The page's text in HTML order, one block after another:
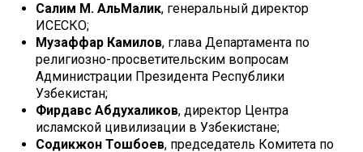
Салим М. АльМалик, генеральный директор
ИСЕСКО;
Музаффар Камилов, глава Департамента по
религиозно-просветительским вопросам
Администрации Президента Республики
Узбекистан;
Фирдавс Абдухаликов, директор Центра
исламской цивилизации в Узбекистане;
Содикжон Тошбоев, председатель Комитета по